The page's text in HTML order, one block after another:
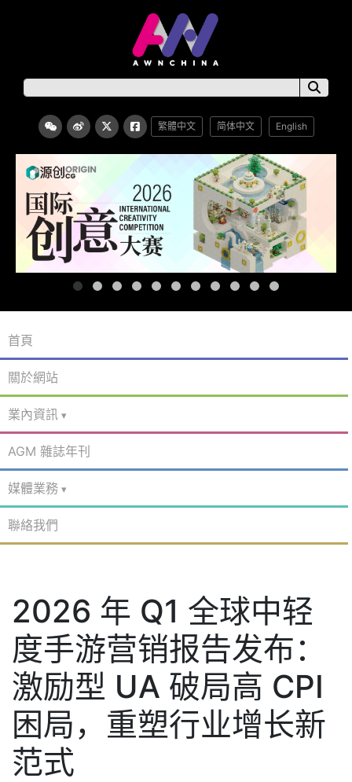
繁體中文 简体中文 English
首頁
關於網站
業內資訊
AGM 雜誌年刊
媒體業務
聯絡我們
2026 年 Q1 全球中轻
度手游营销报告发布：
激励型 UA 破局高 CPI
困局，重塑行业增长新
范式